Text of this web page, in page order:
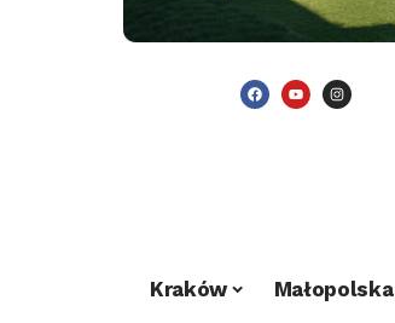
Kraków Małopolska